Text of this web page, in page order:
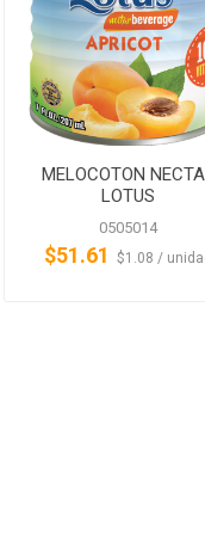
MELOCOTON
LOTUS
0505014
$51.61 ‎$1.08 /